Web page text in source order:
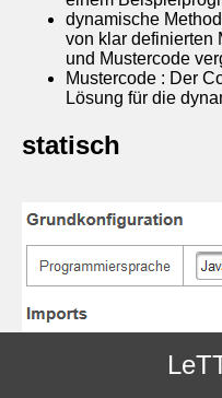
dynamische
von klar definierten
und Mustercode
Mustercode : Der
Lösung für die
statisch